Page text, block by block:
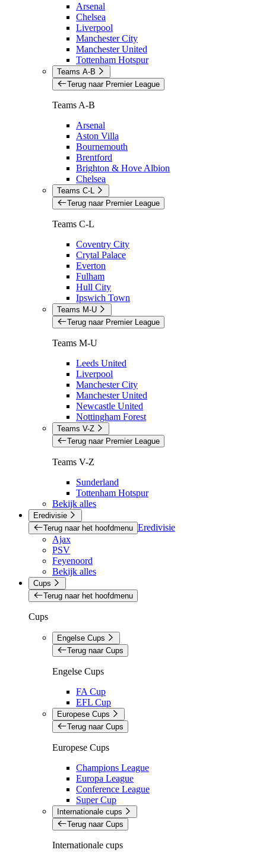
Arsenal
Chelsea
Liverpool
Manchester City
Manchester United
Tottenham Hotspur
Teams A-B
Terug naar Premier League
Teams A-B
Arsenal
Aston Villa
Bournemouth
Brentford
Brighton & Hove Albion
Chelsea
Teams C-L
Terug naar Premier League
Teams C-L
Coventry City
Crytal Palace
Everton
Fulham
Hull City
Ipswich Town
Teams M-U
Terug naar Premier League
Teams M-U
Leeds United
Liverpool
Manchester City
Manchester United
Newcastle United
Nottingham Forest
Teams V-Z
Terug naar Premier League
Teams V-Z
Sunderland
Tottenham Hotspur
Bekijk alles
Eredivisie
Terug naar het hoofdmenu Eredivisie
Ajax
PSV
Feyenoord
Bekijk alles
Cups
Terug naar het hoofdmenu
Cups
Engelse Cups
Terug naar Cups
Engelse Cups
FA Cup
EFL Cup
Europese Cups
Terug naar Cups
Europese Cups
Champions League
Europa League
Conference League
Super Cup
Internationale cups
Terug naar Cups
Internationale cups